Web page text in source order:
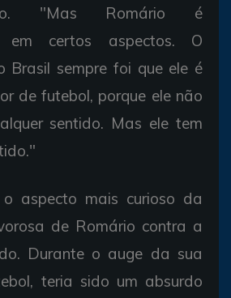
"Mas Romário é
em certos aspectos. O
Brasil sempre foi que ele é
de futebol, porque ele não
sentido. Mas ele tem
aspecto mais curioso da
de Romário contra a
Durante o auge da sua
teria sido um absurdo